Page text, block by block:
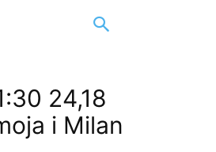
24,18
i Milan